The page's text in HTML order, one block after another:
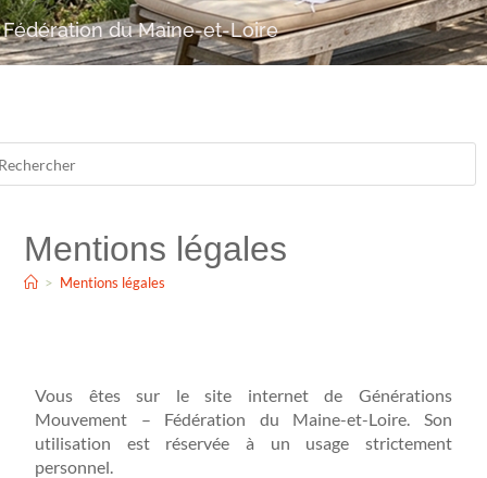
Fédération du Maine-et-Loire
Mentions légales
> Mentions légales
Vous êtes sur le site internet de Générations
Mouvement – Fédération du Maine-et-Loire. Son
utilisation est réservée à un usage strictement
personnel.